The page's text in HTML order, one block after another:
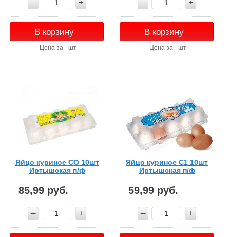
В корзину
Цена за - шт
В корзину
Цена за - шт
Яйцо куриное СО 10шт
Иртышская п/ф
85,99 руб.
Яйцо куриное С1 10шт
Иртышская п/ф
59,99 руб.